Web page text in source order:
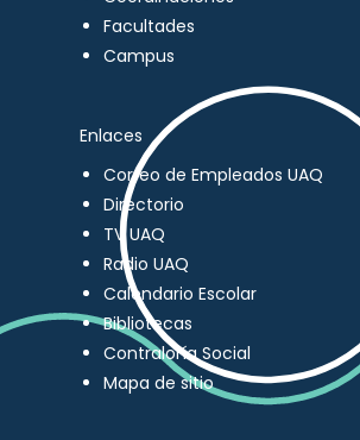
Facultades
Campus
Enlaces
Correo de Empleados UAQ
Directorio
TV UAQ
Radio UAQ
Calendario Escolar
Bibliotecas
Contraloría Social
Mapa de sitio